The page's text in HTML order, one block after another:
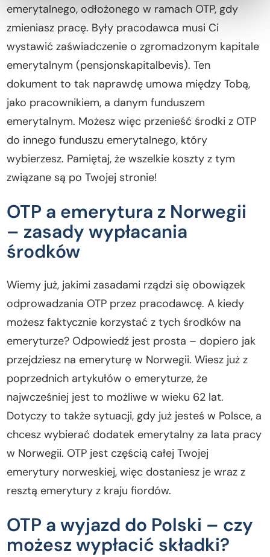
emerytalnego, odłożonego w ramach OTP, gdy
zmieniasz pracę. Były pracodawca musi Ci
wystawić zaświadczenie o zgromadzonym kapitale
emerytalnym (pensjonskapitalbevis). Ten
dokument to tak naprawdę umowa między Tobą,
jako pracownikiem, a danym funduszem
emerytalnym. Możesz więc przenieść środki z OTP
do innego funduszu emerytalnego, który
wybierzesz. Pamiętaj, że wszelkie koszty z tym
związane są po Twojej stronie!
OTP a emerytura z Norwegii
– zasady wypłacania
środków
Wiemy już, jakimi zasadami rządzi się obowiązek
odprowadzania OTP przez pracodawcę. A kiedy
możesz faktycznie korzystać z tych środków na
emeryturze? Odpowiedź jest prosta – dopiero jak
przejdziesz na emeryturę w Norwegii. Wiesz już z
poprzednich artykułów o emeryturze, że
najwcześniej jest to możliwe w wieku 62 lat.
Dotyczy to także sytuacji, gdy już jesteś w Polsce, a
chcesz wybierać dodatek emerytalny za lata pracy
w Norwegii. OTP jest częścią całej Twojej
emerytury norweskiej, więc dostaniesz je wraz z
resztą emerytury z kraju fiordów.
OTP a wyjazd do Polski – czy
możesz wypłacić składki?